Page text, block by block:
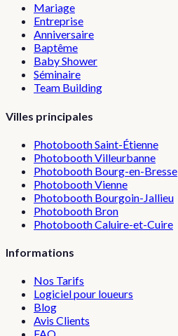
Mariage
Entreprise
Anniversaire
Baptême
Baby Shower
Séminaire
Team Building
Villes principales
PhotoboothSaint-Étienne
PhotoboothVilleurbanne
Photobooth Bourg-en-Bresse
PhotoboothVienne
Photobooth Bourgoin-Jallieu
Photobooth Bron
PhotoboothCaluire-et-Cuire
Informations
Nos Tarifs
Logiciel pour loueurs
Blog
Avis Clients